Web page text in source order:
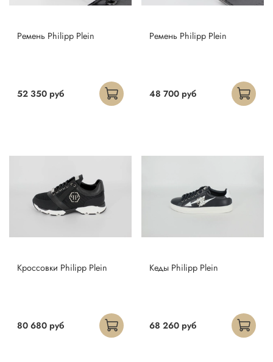
Ремень Philipp Plein
52 350 руб
Ремень Philipp Plein
48 700 руб
Кроссовки Philipp Plein
80 680 руб
Кеды Philipp Plein
68 260 руб